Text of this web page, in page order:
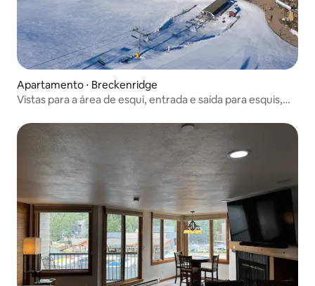
Apartamento ⋅ Breckenridge
Vistas para a área de esqui, entrada e saída para esquis,